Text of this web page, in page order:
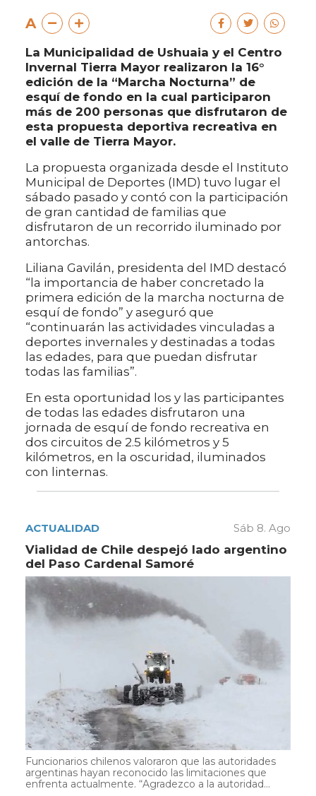
A
La Municipalidad de Ushuaia y el Centro
Invernal Tierra Mayor realizaron la 16°
edición de la “Marcha Nocturna” de
esquí de fondo en la cual participaron
más de 200 personas que disfrutaron de
esta propuesta deportiva recreativa en
el valle de Tierra Mayor.
La propuesta organizada desde el Instituto
Municipal de Deportes (IMD) tuvo lugar el
sábado pasado y contó con la participación
de gran cantidad de familias que
disfrutaron de un recorrido iluminado por
antorchas.
Liliana Gavilán, presidenta del IMD destacó
“la importancia de haber concretado la
primera edición de la marcha nocturna de
esquí de fondo” y aseguró que
“continuarán las actividades vinculadas a
deportes invernales y destinadas a todas
las edades, para que puedan disfrutar
todas las familias”.
En esta oportunidad los y las participantes
de todas las edades disfrutaron una
jornada de esquí de fondo recreativa en
dos circuitos de 2.5 kilómetros y 5
kilómetros, en la oscuridad, iluminados
con linternas.
ACTUALIDAD Sáb 8. Ago
Vialidad de Chile despejó lado argentino
del Paso Cardenal Samoré
Funcionarios chilenos valoraron que las autoridades
argentinas hayan reconocido las limitaciones que
enfrenta actualmente. “Agradezco a la autoridad...